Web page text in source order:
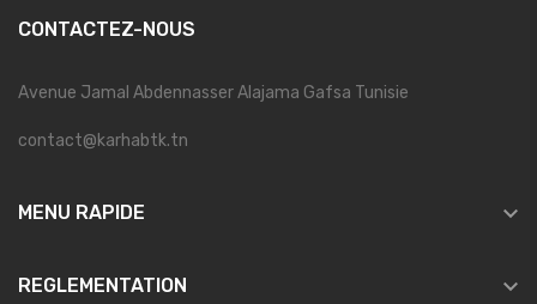
CONTACTEZ-NOUS
Avenue Jamal Abdennasser Alajama Gafsa Tunisie
contact@karhabtk.tn
MENU RAPIDE 
REGLEMENTATION 